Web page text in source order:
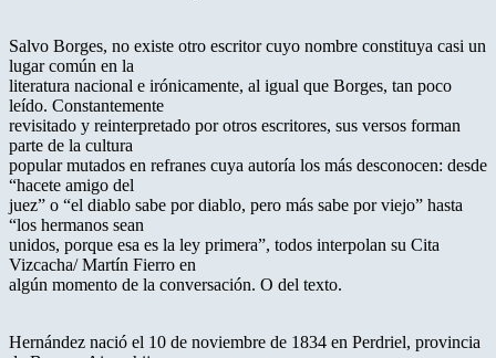
Salvo Borges, no existe otro escritor cuyo nombre constituya casi un
lugar común en la
literatura nacional e irónicamente, al igual que Borges, tan poco
leído. Constantemente
revisitado y reinterpretado por otros escritores, sus versos forman
parte de la cultura
popular mutados en refranes cuya autoría los más desconocen: desde
“hacete amigo del
juez” o “el diablo sabe por diablo, pero más sabe por viejo” hasta
“los hermanos sean
unidos, porque esa es la ley primera”, todos interpolan su Cita
Vizcacha/ Martín Fierro en
algún momento de la conversación. O del texto.
Hernández nació el 10 de noviembre de 1834 en Perdriel, provincia